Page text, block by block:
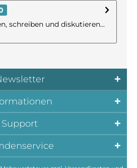
schreiben und diskutieren...
Support